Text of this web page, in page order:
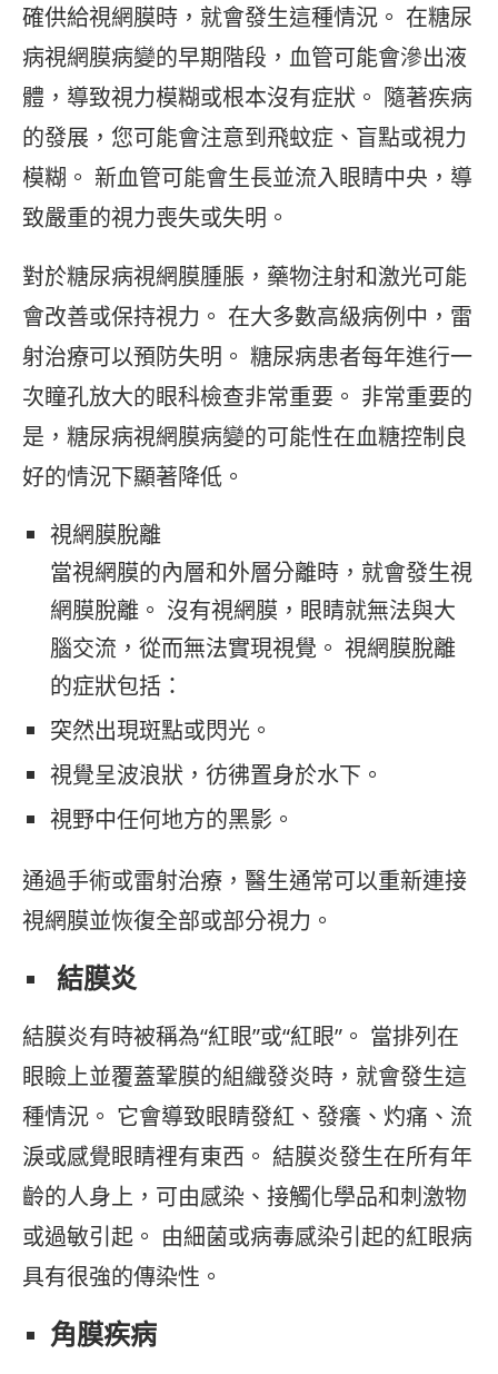
確供給視網膜時，就會發生這種情況。 在糖尿
病視網膜病變的早期階段，血管可能會滲出液
體，導致視力模糊或根本沒有症狀。 隨著疾病
的發展，您可能會注意到飛蚊症、盲點或視力
模糊。 新血管可能會生長並流入眼睛中央，導
致嚴重的視力喪失或失明。
對於糖尿病視網膜腫脹，藥物注射和激光可能
會改善或保持視力。 在大多數高級病例中，雷
射治療可以預防失明。 糖尿病患者每年進行一
次瞳孔放大的眼科檢查非常重要。 非常重要的
是，糖尿病視網膜病變的可能性在血糖控制良
好的情況下顯著降低。
視網膜脫離
當視網膜的內層和外層分離時，就會發生視
網膜脫離。 沒有視網膜，眼睛就無法與大
腦交流，從而無法實現視覺。 視網膜脫離
的症狀包括：
突然出現斑點或閃光。
視覺呈波浪狀，彷彿置身於水下。
視野中任何地方的黑影。
通過手術或雷射治療，醫生通常可以重新連接
視網膜並恢復全部或部分視力。
結膜炎
結膜炎有時被稱為“紅眼”或“紅眼”。 當排列在
眼瞼上並覆蓋鞏膜的組織發炎時，就會發生這
種情況。 它會導致眼睛發紅、發癢、灼痛、流
淚或感覺眼睛裡有東西。 結膜炎發生在所有年
齡的人身上，可由感染、接觸化學品和刺激物
或過敏引起。 由細菌或病毒感染引起的紅眼病
具有很強的傳染性。
角膜疾病